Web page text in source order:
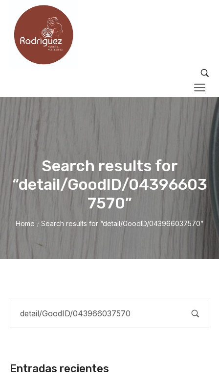
Search results for
“detail/GoodID/04396603
7570”
Home / Search results for “detail/GoodID/043966037570”
Entradas recientes